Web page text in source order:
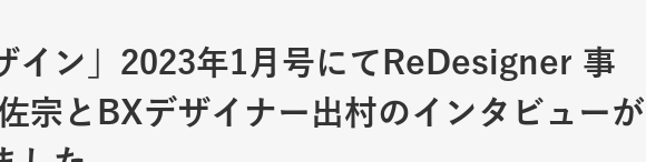
イン」2023年1月号にてReDesigner 事
宗とBXデザイナー出村のインタビューが